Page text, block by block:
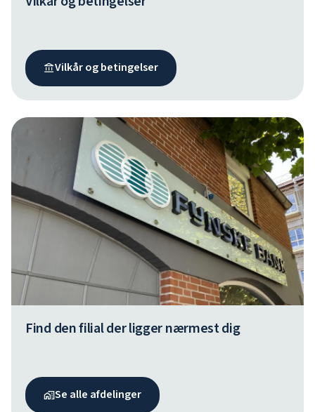
Vilkår og betingelser
Find den filial der ligger nærmest dig
Se alle afdelinger